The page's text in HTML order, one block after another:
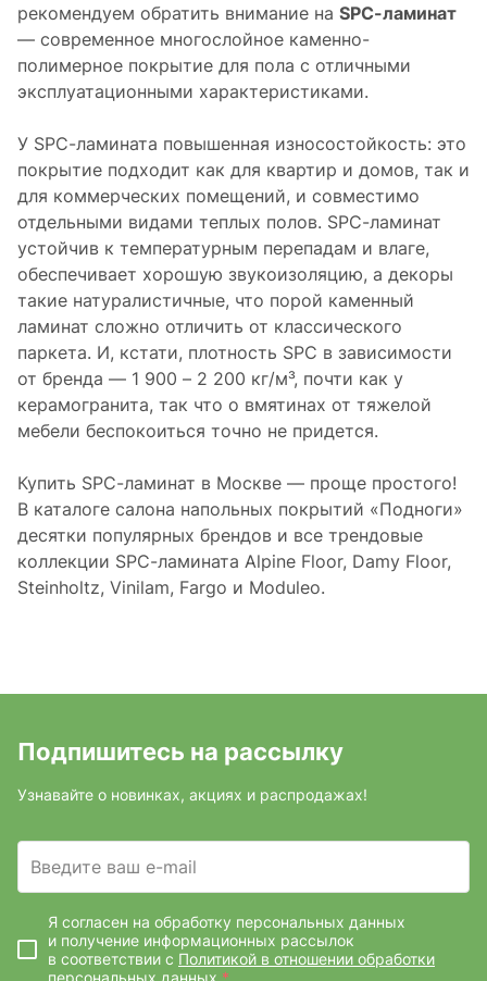
рекомендуем обратить внимание на SPC-ламинат
— современное многослойное каменно-
полимерное покрытие для пола с отличными
эксплуатационными характеристиками.
У SPC-ламината повышенная износостойкость: это
покрытие подходит как для квартир и домов, так и
для коммерческих помещений, и совместимо
отдельными видами теплых полов. SPC-ламинат
устойчив к температурным перепадам и влаге,
обеспечивает хорошую звукоизоляцию, а декоры
такие натуралистичные, что порой каменный
ламинат сложно отличить от классического
паркета. И, кстати, плотность SPC в зависимости
от бренда — 1 900 – 2 200 кг/м³, почти как у
керамогранита, так что о вмятинах от тяжелой
мебели беспокоиться точно не придется.
Купить SPC-ламинат в Москве — проще простого!
В каталоге салона напольных покрытий «Подноги»
десятки популярных брендов и все трендовые
коллекции SPC-ламината Alpine Floor, Damy Floor,
Steinholtz, Vinilam, Fargo и Moduleo.
Подпишитесь на рассылку
Узнавайте о новинках, акциях и распродажах!
Введите ваш e-mail
Я согласен на обработку персональных данных
и получение информационных рассылок
в соответствии с Политикой в отношении обработки
персональных данных *